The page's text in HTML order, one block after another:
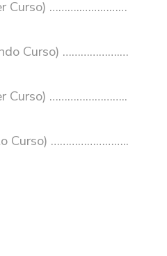
Curso) ………..……………
Curso) ……………….…
Curso) ……………………..
Curso) ……………………..